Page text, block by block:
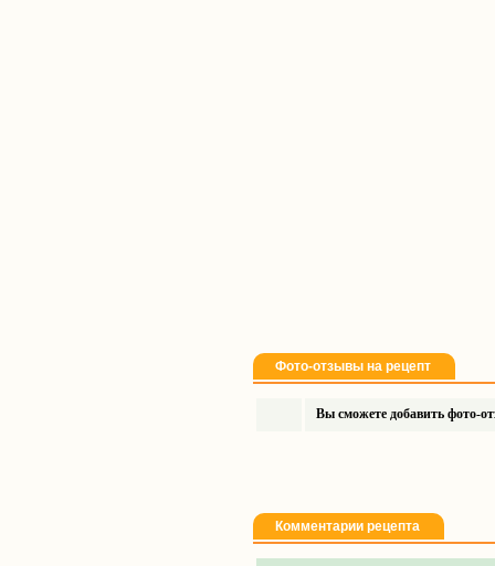
Фото-отзывы на рецепт
Вы сможете добавить фото-
Комментарии рецепта